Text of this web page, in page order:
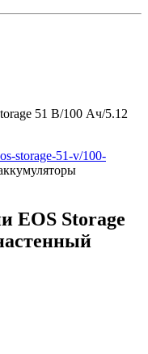
51 В/100 Ач/5.12
storage-51-v/100-
EOS Storage